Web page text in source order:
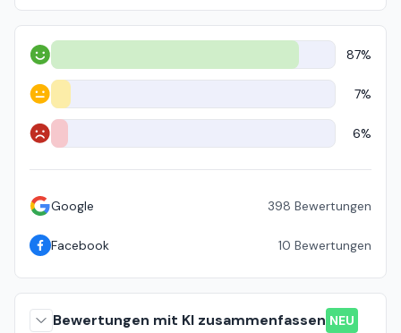
Positiv 87%
Neutral 7%
Negativ 6%
Google 398 Bewertungen
Facebook 10 Bewertungen
Bewertungen mit KI zusammenfassen NEU